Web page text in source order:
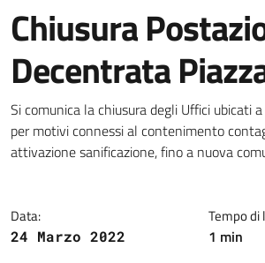
Chiusura
Decentrata
Dettagli della notizia
Si comunica la chiusura degli Uffici ubicati
per motivi connessi al contenimento
attivazione sanificazione, fino a nuova
Data:
24 Marzo 2022
Tempo di
1 min